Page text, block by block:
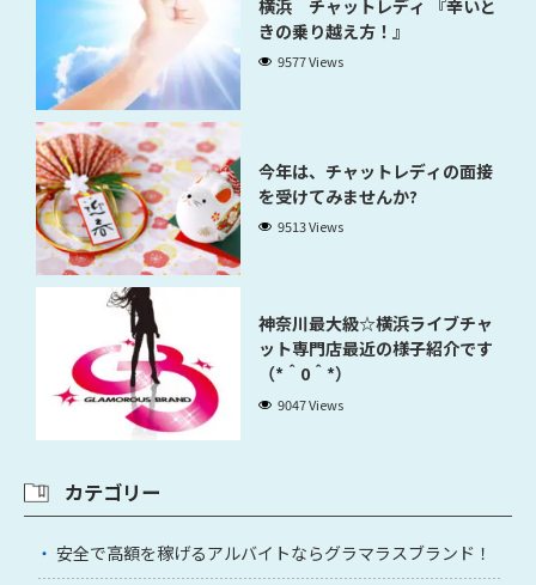
横浜 チャットレディ 『辛いと
きの乗り越え方！』
9577 Views
今年は、チャットレディの面接
を受けてみませんか?
9513 Views
神奈川最大級☆横浜ライブチャ
ット専門店最近の様子紹介です
（*＾0＾*）
9047 Views
カテゴリー
安全で高額を稼げるアルバイトならグラマラスブランド！